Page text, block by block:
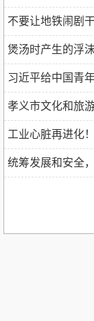
不要让地铁闹剧
煲汤时产生的浮
习近平给中国青
孝义市文化和旅
工业心脏再进化
统筹发展和安全